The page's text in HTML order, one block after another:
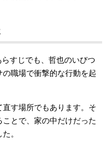
すじでも、哲也のいびつ
職場で衝撃的な行動を起
す場所でもあります。そ
とで、家の中だけだった
。